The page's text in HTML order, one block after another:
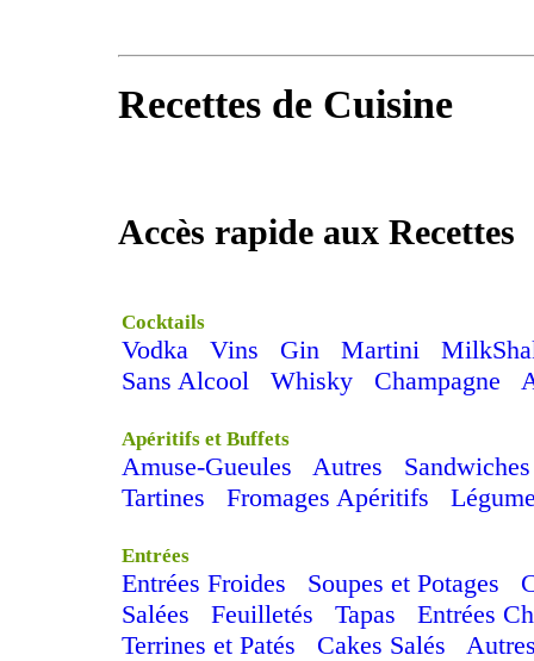
Recettes de Cuisine
Accès rapide aux Recettes
Cocktails
Vodka Vins Gin Martini
Sans Alcool
Whisky Champagne
Apéritifs et Buffets
Amuse-Gueules Autres
Sandwiches
Tartines
Fromages Apéritifs
Entrées
Entrées Froides Soupes et Potages
Salées
Feuilletés Tapas
Entrées
Terrines et Patés
Cakes Salés